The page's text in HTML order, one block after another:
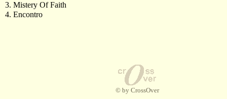
3. Mistery Of Faith
4. Encontro
© by CrossOver